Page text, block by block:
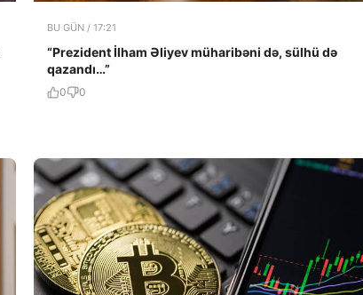
BU GÜN / 17:21
“Prezident İlham Əliyev müharibəni də, sülhü də
qazandı…”
0 0